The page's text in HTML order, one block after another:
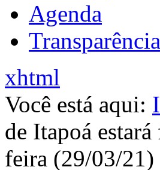
Agenda
Transparência
xhtml
Você está aqui:
de Itapoá
feira (29/03/21)